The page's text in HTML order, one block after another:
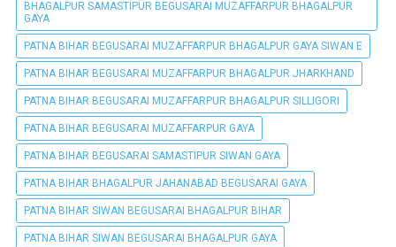
BHAGALPUR SAMASTIPUR BEGUSARAI MUZAFFARPUR BHAGALPUR
GAYA
PATNA BIHAR BEGUSARAI MUZAFFARPUR BHAGALPUR GAYA SIWAN E
PATNA BIHAR BEGUSARAI MUZAFFARPUR BHAGALPUR JHARKHAND
PATNA BIHAR BEGUSARAI MUZAFFARPUR BHAGALPUR SILLIGORI
PATNA BIHAR BEGUSARAI MUZAFFARPUR GAYA
PATNA BIHAR BEGUSARAI SAMASTIPUR SIWAN GAYA
PATNA BIHAR BHAGALPUR JAHANABAD BEGUSARAI GAYA
PATNA BIHAR SIWAN BEGUSARAI BHAGALPUR BIHAR
PATNA BIHAR SIWAN BEGUSARAI BHAGALPUR GAYA